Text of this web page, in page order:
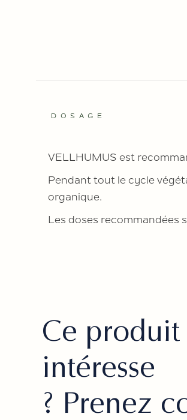
DOSAGE
VELLHUMUS est
Pendant tout le cycle
organique.
Les doses recommandées
Ce produit
intéresse
? Prenez